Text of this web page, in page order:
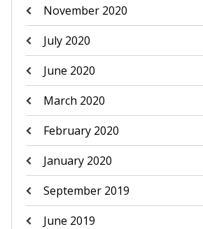
November 2020
July 2020
June 2020
March 2020
February 2020
January 2020
September 2019
June 2019